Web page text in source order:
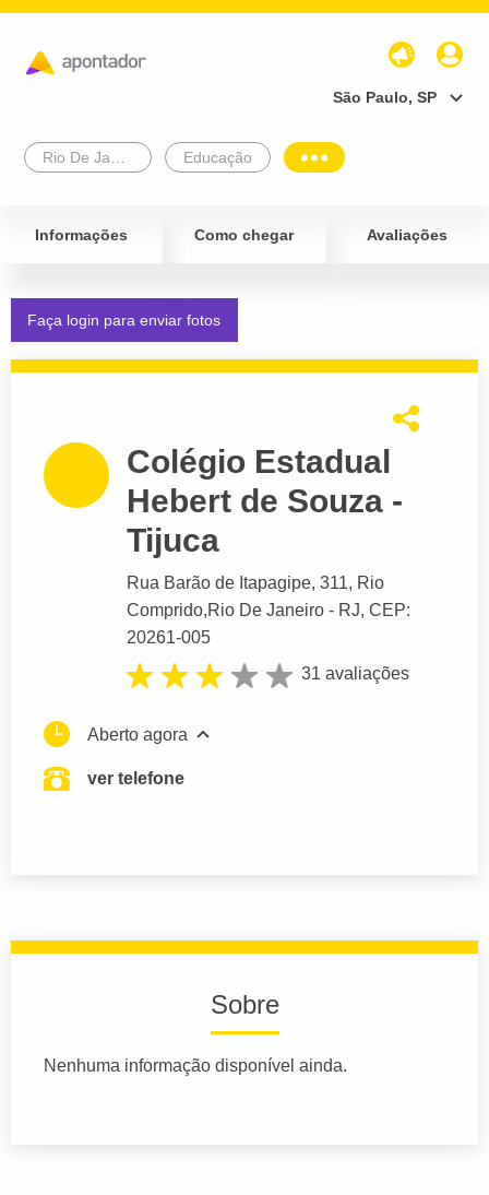
São Paulo, SP
Educação
Informações Como chegar Avaliações
Faça login para enviar fotos
Colégio Estadual
Hebert de Souza -
Tijuca
Rua Barão de Itapagipe, 311, Rio
Comprido,Rio De Janeiro - RJ, CEP:
20261-005
31 avaliações
Aberto agora
ver telefone
Sobre
Nenhuma informação disponível ainda.